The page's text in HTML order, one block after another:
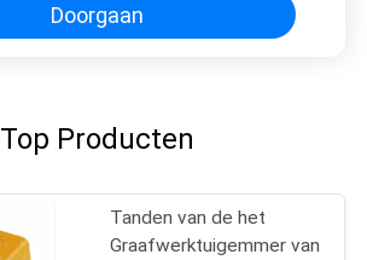
Doorgaan
Top Producten
Tanden van de het
Graafwerktuigemmer van